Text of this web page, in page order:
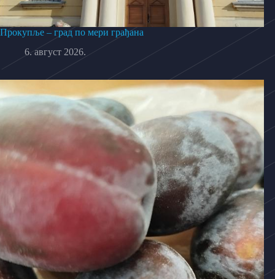
Прокупље – град по мери грађана
6. август 2026.